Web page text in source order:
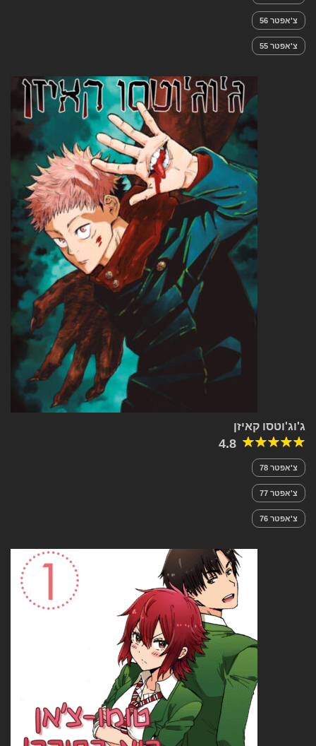
צ'אפטר 56
צ'אפטר 55
ג'וג'וטסו קאיזן
4.8
צ'אפטר 78
צ'אפטר 77
צ'אפטר 76